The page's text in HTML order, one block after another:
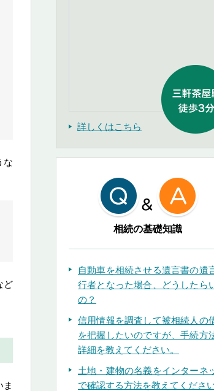
な
ど
ま
詳しくはこちら
相続の基礎知識
自動車を相続させる遺言書の遺
行者となった場合、どうしたら
の？
信用情報を調査して被相続人の
を把握したいのですが、手続方
詳細を教えてください。
土地・建物の名義をインターネ
で確認する方法を教えてください